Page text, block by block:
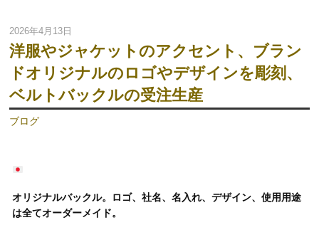
2026年4月13日
洋服やジャケットのアクセント、ブラン
ドオリジナルのロゴやデザインを彫刻、
ベルトバックルの受注生産
ブログ
オリジナルバックル。ロゴ、社名、名入れ、デザイン、使用用途
は全てオーダーメイド。